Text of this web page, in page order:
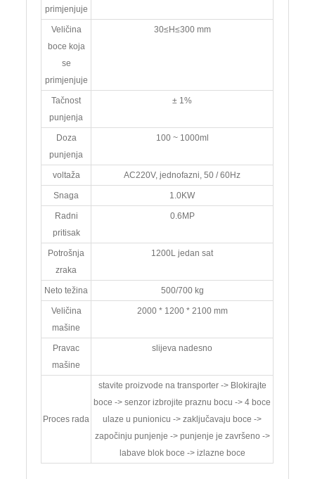
primjenjuje
Veličina
boce koja
se
primjenjuje
30≤H≤300 mm
Tačnost
punjenja
± 1%
Doza
punjenja
100 ~ 1000ml
voltaža AC220V, jednofazni, 50 / 60Hz
Snaga 1.0KW
Radni
pritisak
0.6MP
Potrošnja
zraka
1200L jedan sat
Neto težina 500/700 kg
Veličina
mašine
2000 * 1200 * 2100 mm
Pravac
mašine
slijeva nadesno
Proces rada
stavite proizvode na transporter -> Blokirajte
boce -> senzor izbrojite praznu bocu -> 4 boce
ulaze u punionicu -> zaključavaju boce ->
započinju punjenje -> punjenje je završeno ->
labave blok boce -> izlazne boce